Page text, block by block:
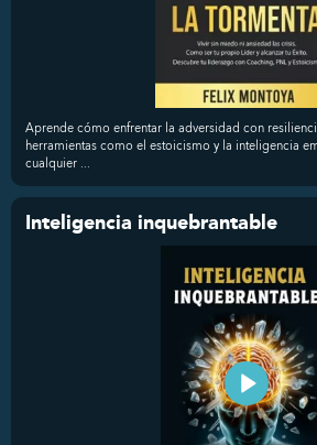
Aprende cómo enfrentar la adversidad con
herramientas como el estoicismo y la inteligencia
cualquier ...
Inteligencia inquebrantable